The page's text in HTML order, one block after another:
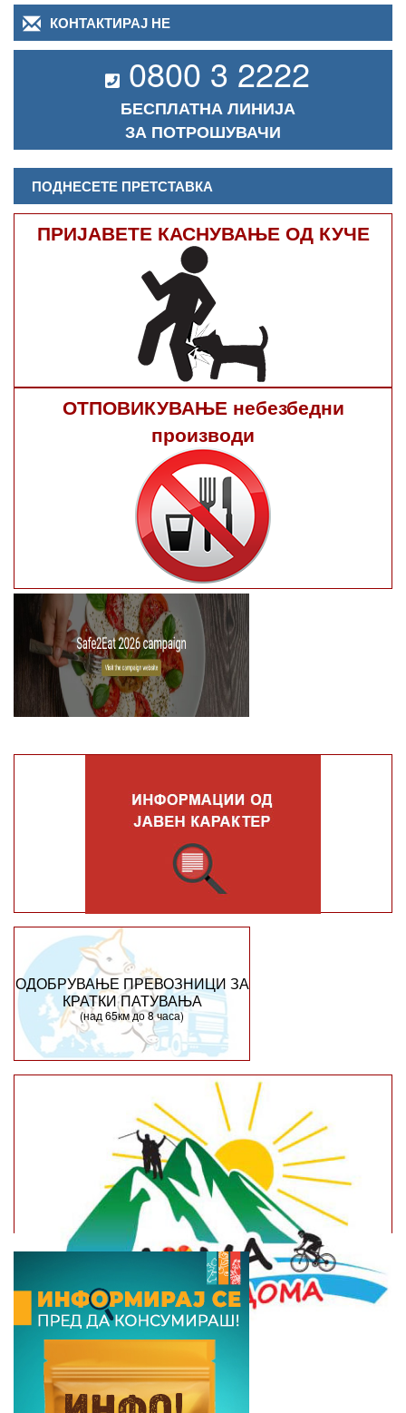
КОНТАКТИРАЈ НЕ
0800 3 2222
БЕСПЛАТНА ЛИНИЈА
ЗА ПОТРОШУВАЧИ
ПОДНЕСЕТЕ ПРЕТСТАВКА
ПРИЈАВЕТЕ КАСНУВАЊЕ ОД КУЧЕ
ОТПОВИКУВАЊЕ небезбедни
производи
ОДОБРУВАЊЕ ПРЕВОЗНИЦИ ЗА
КРАТКИ ПАТУВАЊА
(над 65км до 8 часа)